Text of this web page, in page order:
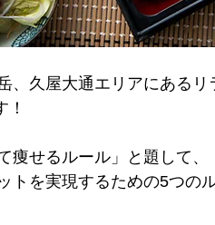
、久屋大通エリアにある
痩せるルール」と題して、
トを実現するための5つの